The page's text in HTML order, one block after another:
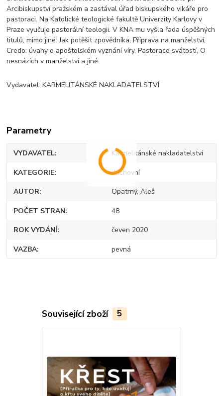
Arcibiskupství pražském a zastával úřad biskupského vikáře pro
pastoraci. Na Katolické teologické fakultě Univerzity Karlovy v
Praze vyučuje pastorální teologii. V KNA mu vyšla řada úspěšných
titulů, mimo jiné: Jak potěšit zpovědníka, Příprava na manželství,
Credo: úvahy o apoštolském vyznání víry, Pastorace svátostí, O
nesnázích v manželství a jiné.
Vydavatel: KARMELITÁNSKÉ NAKLADATELSTVÍ
Parametry
VYDAVATEL Karmelitánské nakladatelství
KATEGORIE duchovní
AUTOR Opatrný, Aleš
POČET STRAN 48
ROK VYDÁNÍ čeven 2020
VAZBA pevná
Související zboží 5